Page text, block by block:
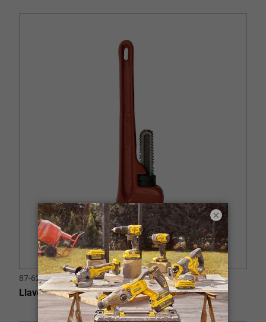
87-623
Llave de Tubo 12"(304 mm)
×